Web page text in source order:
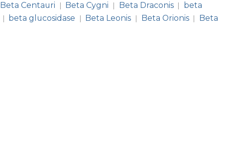
Beta Centauri | Beta Cygni | Beta Draconis |
beta
| beta glucosidase | Beta Leonis | Beta Orionis |
Beta